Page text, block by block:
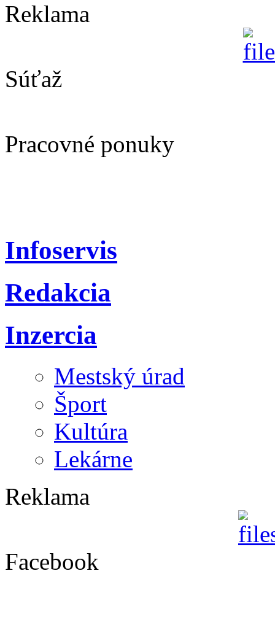
Reklama
Súťaž
Pracovné ponuky
Infoservis
Redakcia
Inzercia
Mestský úrad
Šport
Kultúra
Lekárne
Reklama
Facebook